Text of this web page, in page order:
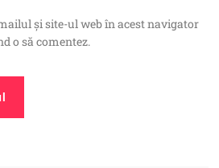
și site-ul web în acest navigator
o să comentez.